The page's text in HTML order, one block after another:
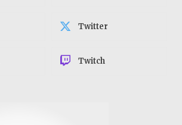
Twitter
Twitch